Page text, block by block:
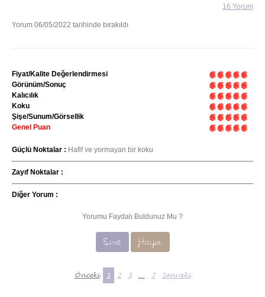
Yorum 06/05/2022 tarihinde bırakıldı
16 Yorum
Fiyat/Kalite Değerlendirmesi
Görünüm/Sonuç
Kalıcılık
Koku
Şişe/Sunum/Görsellik
Genel Puan
Güçlü Noktalar : Hafif ve yormayan bir koku
Zayıf Noktalar :
Diğer Yorum :
Yorumu Faydalı Buldunuz Mu ?
Evet Hayır
Önceki 1 2 3 … 7 Sonraki